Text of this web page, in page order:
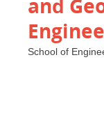
and
School of